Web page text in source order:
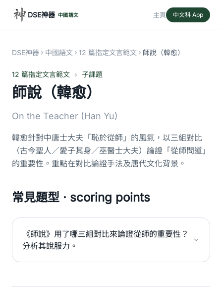
DSE神器 中國語文 主頁 中文科 App
DSE神器 中國語文 12 篇指定文言範文 師說（韓愈）
12 篇指定文言範文 子課題
師說（韓愈）
On the Teacher (Han Yu)
韓愈針對中唐士大夫「恥於從師」的風氣，以三組對比
（古今聖人／愛子其身／巫醫士大夫）論證「從師問道」
的重要性。重點在對比論證手法及唐代文化背景。
常見題型 · scoring points
《師說》用了哪三組對比來論證從師的重要性？
分析其說服力。